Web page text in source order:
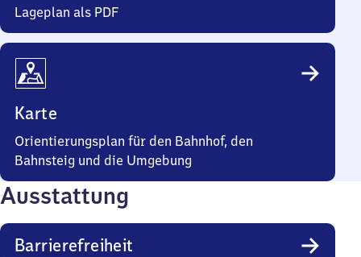
Lageplan als PDF
Karte
Orientierungsplan für den Bahnhof, den
Bahnsteig und die Umgebung
Ausstattung
Barrierefreiheit